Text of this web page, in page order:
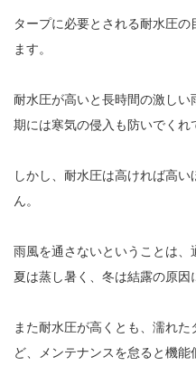
タープに必要とされる耐水圧
ます。
耐水圧が高いと長時間の激し
期には寒気の侵入も防いでくれ
しかし、耐水圧は高ければ高
ん。
雨風を通さないということは、
夏は蒸し暑く、冬は結露の原因
また耐水圧が高くとも、濡れ
ど、メンテナンスを怠ると機